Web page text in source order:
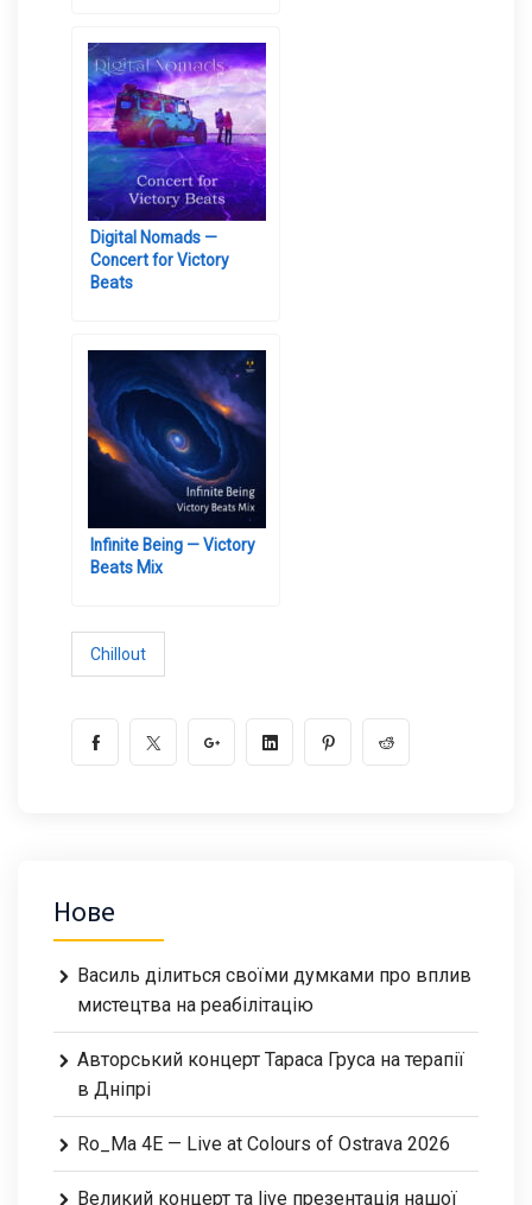
Digital Nomads —
Concert for Victory
Beats
Infinite Being — Victory
Beats Mix
Chillout
Нове
Василь ділиться своїми думками про вплив
мистецтва на реабілітацію
Авторський концерт Тараса Груса на терапії
в Дніпрі
Ro_Ma 4E — Live at Colours of Ostrava 2026
Великий концерт та live презентація нашої